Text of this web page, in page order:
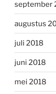
september
augustus
juli 2018
juni 2018
mei 2018